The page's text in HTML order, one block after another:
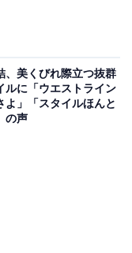
、美くびれ際立つ抜群
ルに「ウエストライン
よ」「スタイルほんと
の声